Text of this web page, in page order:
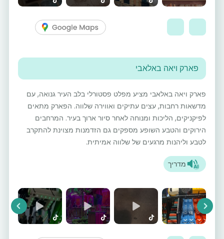
פארק ויאה באלאבי
פארק ויאה באלאבי מציע מפלט פסטורלי בלב העיר גנואה, עם
מדשאות רחבות, עצים עתיקים ואווירה שלווה. הפארק מתאים
לפיקניקים, הליכות ומנוחה לאחר סיור ארוך בעיר. המרחבים
הירוקים והטבע השופע מספקים גם הזדמנות מצוינת להתקרב
לטבע וליהנות מרגעים של שלווה אמיתית.
מדריך
Next